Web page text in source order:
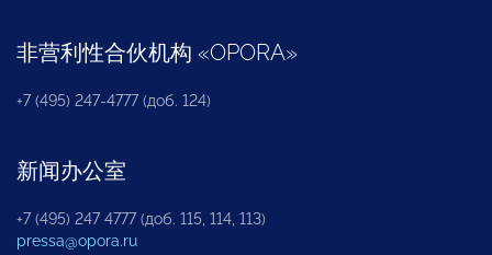
非营利性合伙机构 «OPORA»
+7 (495) 247-4777 (доб. 124)
新闻办公室
+7 (495) 247 4777 (доб. 115, 114, 113)
pressa@opora.ru